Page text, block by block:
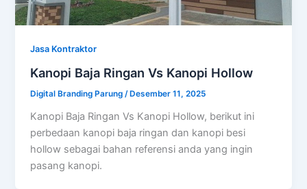
Jasa Kontraktor
Kanopi Baja Ringan Vs Kanopi Hollow
Digital Branding Parung/Desember 11, 2025
Kanopi Baja Ringan Vs Kanopi Hollow, berikut ini
perbedaan kanopi baja ringan dan kanopi besi
hollow sebagai bahan referensi anda yang ingin
pasang kanopi.